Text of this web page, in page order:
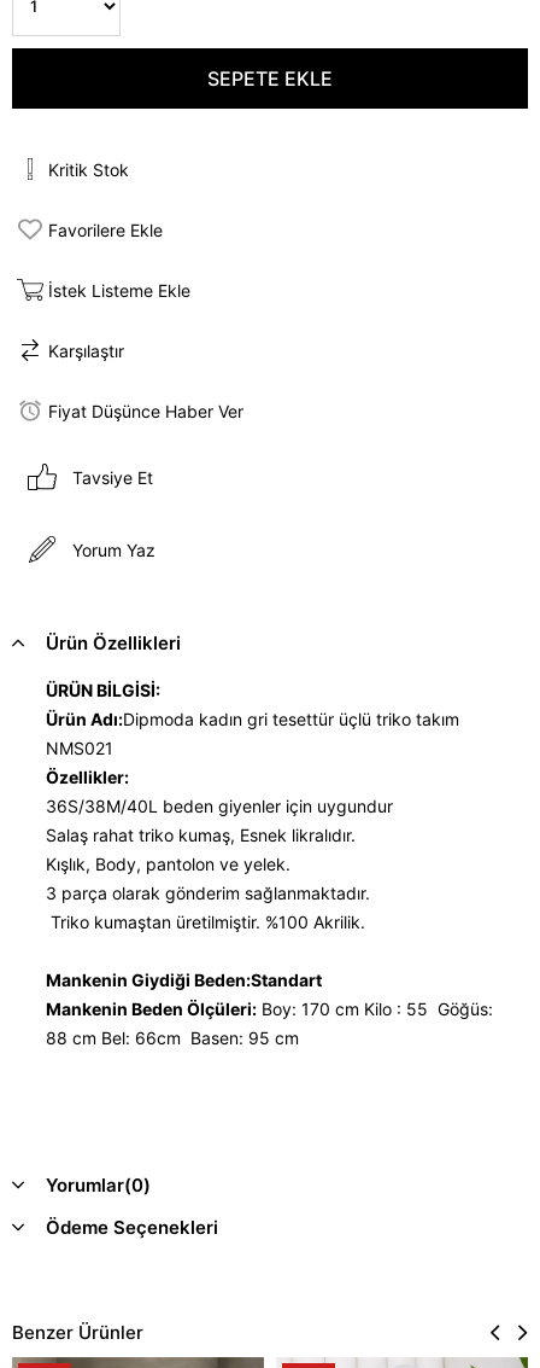
Kritik Stok
Favorilere Ekle
İstek Listeme Ekle
Karşılaştır
Fiyat Düşünce Haber Ver
Tavsiye Et
Yorum Yaz
Ürün Özellikleri
ÜRÜN BİLGİSİ:
Ürün Adı:Dipmoda kadın gri tesettür üçlü triko takım
NMS021
Özellikler:
36S/38M/40L beden giyenler için uygundur
Salaş rahat triko kumaş, Esnek likralıdır.
Kışlık, Body, pantolon ve yelek.
3 parça olarak gönderim sağlanmaktadır.
Triko kumaştan üretilmiştir. %100 Akrilik.
Mankenin Giydiği Beden:Standart
Mankenin Beden Ölçüleri: Boy: 170 cm Kilo : 55 Göğüs:
88 cm Bel: 66cm Basen: 95 cm
Yorumlar(0)
Ödeme Seçenekleri
Benzer Ürünler